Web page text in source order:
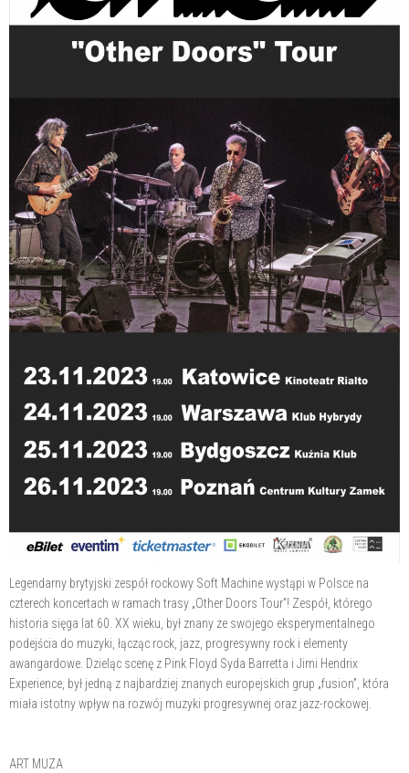
Legendarny brytyjski zespół rockowy Soft Machine wystąpi w Polsce na
czterech koncertach w ramach trasy „Other Doors Tour”! Zespół, którego
historia sięga lat 60. XX wieku, był znany ze swojego eksperymentalnego
podejścia do muzyki, łącząc rock, jazz, progresywny rock i elementy
awangardowe. Dzieląc scenę z Pink Floyd Syda Barretta i Jimi Hendrix
Experience, był jedną z najbardziej znanych europejskich grup „fusion”, która
miała istotny wpływ na rozwój muzyki progresywnej oraz jazz-rockowej.
ART MUZA